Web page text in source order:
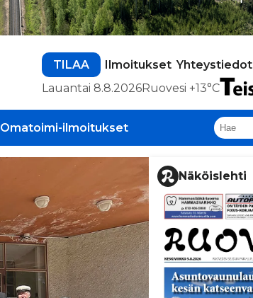
TILAA Ilmoitukset Yhteystiedot
Lauantai 8.8.2026Ruovesi +13°C
Omatoimi-ilmoitukset
Näköislehti